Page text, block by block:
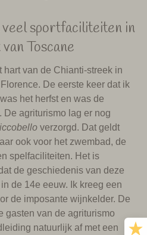
sportfaciliteiten in
Toscane
hart van de Chianti-streek in
De eerste keer dat ik
het herfst en was de
De agriturismo lag er nog
verzorgd. Dat geldt
ook voor het zwembad, de
spelfaciliteiten. Het is
de geschiedenis van deze
de 14e eeuw. Ik kreeg een
de imposante wijnkelder. De
gasten van de agriturismo
natuurlijk af met een